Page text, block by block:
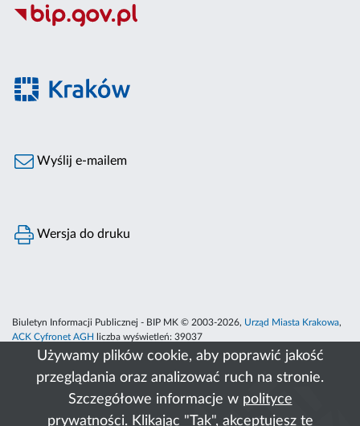
Używamy plików cookie, aby poprawić jakość
przeglądania oraz analizować ruch na stronie.
Szczegółowe informacje w polityce
prywatności. Klikając "Tak", akceptujesz te
Wyślij e-mailem
Wersja do druku
Biuletyn Informacji Publicznej - BIP MK © 2003-2026, Urząd Miasta Krakowa,
ACK Cyfronet AGH liczba wyświetleń: 39037